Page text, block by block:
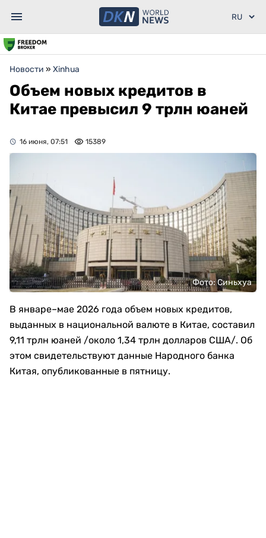
Новости » Xinhua
Объем новых кредитов в
Китае превысил 9 трлн юаней
16 июня, 07:51 15389
Фото: Синьхуа
В январе–мае 2026 года объем новых кредитов,
выданных в национальной валюте в Китае, составил
9,11 трлн юаней /около 1,34 трлн долларов США/. Об
этом свидетельствуют данные Народного банка
Китая, опубликованные в пятницу.